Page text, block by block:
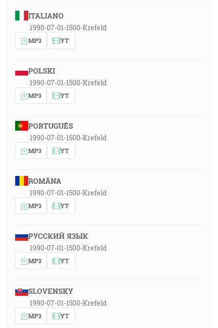
ITALIANO
1990-07-01-1500-Krefeld
MP3 YT
POLSKI
1990-07-01-1500-Krefeld
MP3 YT
PORTUGUÊS
1990-07-01-1500-Krefeld
MP3 YT
ROMÂNA
1990-07-01-1500-Krefeld
MP3 YT
РУССКИЙ ЯЗЫК
1990-07-01-1500-Krefeld
MP3 YT
SLOVENSKY
1990-07-01-1500-Krefeld
MP3 YT